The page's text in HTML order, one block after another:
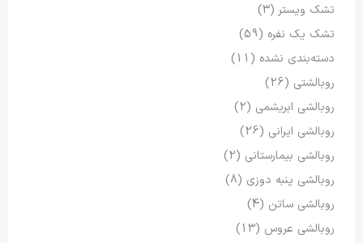
تشک ویستر (3)
تشک یک نفره (59)
دسته‌بندی نشده (11)
روبالشتی (26)
روبالشی ابریشمی (2)
روبالشی ایرانی (26)
روبالشی بیمارستانی (2)
روبالشی پنبه دوزی (8)
روبالشی ساتن (4)
روبالشی عروس (13)